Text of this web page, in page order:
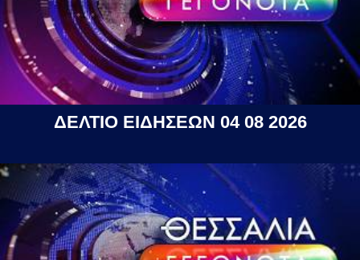
ΔΕΛΤΙΟ ΕΙΔΗΣΕΩΝ 04 08 2026